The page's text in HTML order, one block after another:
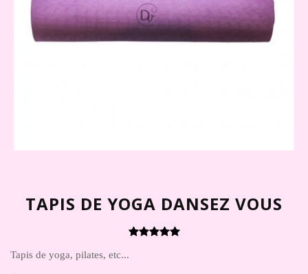
TAPIS DE YOGA DANSEZ VOUS
Tapis de yoga, pilates, etc...